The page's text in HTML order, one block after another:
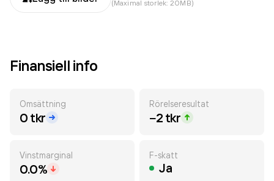
(Maximal storlek: 20MB)
Finansiell info
Omsättning
0 tkr
Rörelseresultat
−2 tkr
Vinstmarginal
0.0%
F-skatt
Ja